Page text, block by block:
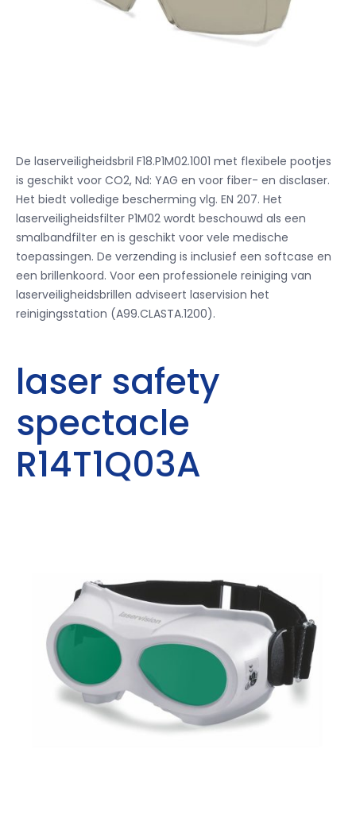
De laserveiligheidsbril F18.P1M02.1001 met flexibele pootjes
is geschikt voor CO2, Nd: YAG en voor fiber- en disclaser.
Het biedt volledige bescherming vlg. EN 207. Het
laserveiligheidsfilter P1M02 wordt beschouwd als een
smalbandfilter en is geschikt voor vele medische
toepassingen. De verzending is inclusief een softcase en
een brillenkoord. Voor een professionele reiniging van
laserveiligheidsbrillen adviseert laservision het
reinigingsstation (A99.CLASTA.1200).
laser safety
spectacle
R14T1Q03A